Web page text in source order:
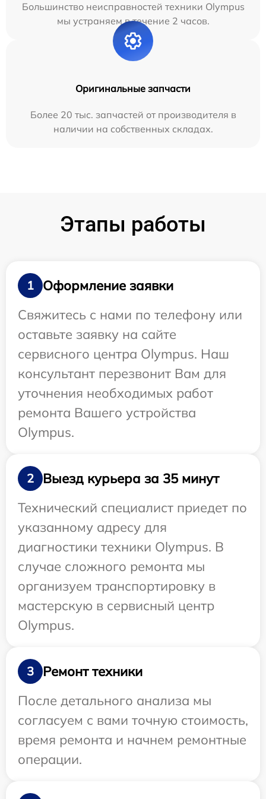
Большинство неисправностей техники Olympus
мы устраняем в течение 2 часов.
Оригинальные запчасти
Более 20 тыс. запчастей от производителя в
наличии на собственных складах.
Этапы работы
1
Оформление заявки
Свяжитесь с нами по телефону или
оставьте заявку на сайте
сервисного центра Olympus. Наш
консультант перезвонит Вам для
уточнения необходимых работ
ремонта Вашего устройства
Olympus.
2
Выезд курьера за 35 минут
Технический специалист приедет по
указанному адресу для
диагностики техники Olympus. В
случае сложного ремонта мы
организуем транспортировку в
мастерскую в сервисный центр
Olympus.
3
Ремонт техники
После детального анализа мы
согласуем с вами точную стоимость,
время ремонта и начнем ремонтные
операции.